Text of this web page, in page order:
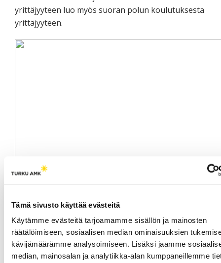
Tämä sivusto käyttää evästeitä
Käytämme evästeitä tarjoamamme sisällön ja mainosten
räätälöimiseen, sosiaalisen median ominaisuuksien
kävijämäärämme analysoimiseen. Lisäksi jaamme
median, mainosalan ja analytiikka-alan kumppaneillemme
yrittäjyyteen luo myös suoran polun koulutuksesta
yrittäjyyteen.